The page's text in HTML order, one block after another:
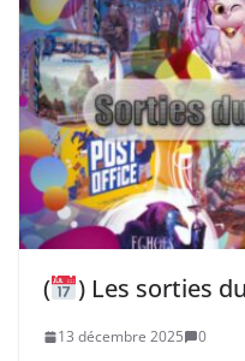
( ) Les sorties
13 décembre 2025 0